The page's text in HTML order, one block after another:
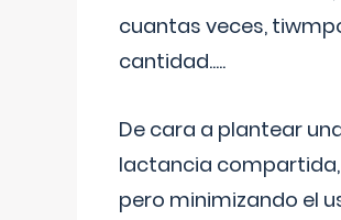
cuantas veces,
cantidad.....
De cara a plantear
lactancia compartida,
pero minimizando el